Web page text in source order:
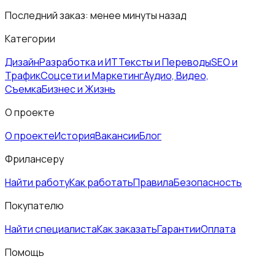
Последний заказ: менее минуты назад
Категории
ДизайнРазработка и ИТТексты и ПереводыSEO и
ТрафикСоцсети и МаркетингАудио, Видео,
СъемкаБизнес и Жизнь
О проекте
О проектеИсторияВакансииБлог
Фрилансеру
Найти работуКак работатьПравилаБезопасность
Покупателю
Найти специалистаКак заказатьГарантииОплата
Помощь